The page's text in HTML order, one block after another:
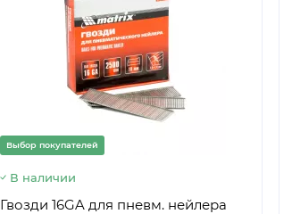
Выбор покупателей
В наличии
Гвозди 16GA для пневм. нейлера